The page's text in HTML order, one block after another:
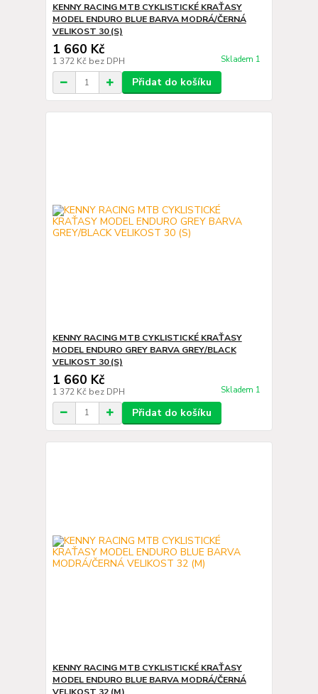
KENNY RACING MTB CYKLISTICKÉ KRAŤASY
MODEL ENDURO BLUE BARVA MODRÁ/ČERNÁ
VELIKOST 30 (S)
1 660 Kč
1 372 Kč bez DPH Skladem 1
Přidat do košíku
KENNY RACING MTB CYKLISTICKÉ KRAŤASY
MODEL ENDURO GREY BARVA GREY/BLACK
VELIKOST 30 (S)
1 660 Kč
1 372 Kč bez DPH Skladem 1
Přidat do košíku
KENNY RACING MTB CYKLISTICKÉ KRAŤASY
MODEL ENDURO BLUE BARVA MODRÁ/ČERNÁ